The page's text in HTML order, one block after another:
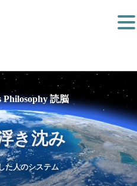
Philosophy 読脳
き沈み
た人のシステム